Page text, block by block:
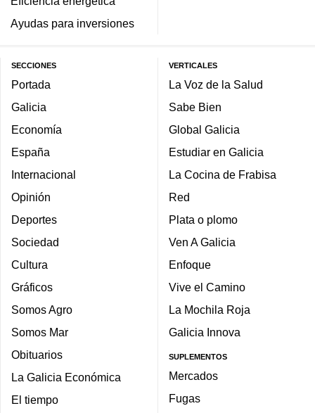
Ayudas para inversiones
SECCIONES
Portada
Galicia
Economía
España
Internacional
Opinión
Deportes
Sociedad
Cultura
Gráficos
Somos Agro
Somos Mar
Obituarios
La Galicia Económica
El tiempo
VERTICALES
La Voz de la Salud
Sabe Bien
Global Galicia
Estudiar en Galicia
La Cocina de Frabisa
Red
Plata o plomo
Ven A Galicia
Enfoque
Vive el Camino
La Mochila Roja
Galicia Innova
SUPLEMENTOS
Mercados
Fugas